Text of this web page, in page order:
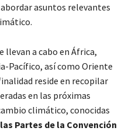
asuntos relevantes
llevan a cabo en África,
Pacífico, así como Oriente
reside en recopilar
en las próximas
climático, conocidas
Partes de la Convención